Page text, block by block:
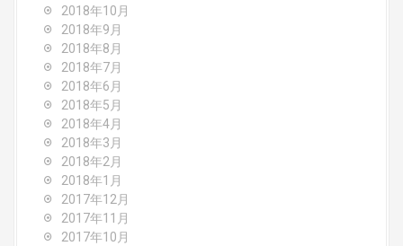
2018年10月
2018年9月
2018年8月
2018年7月
2018年6月
2018年5月
2018年4月
2018年3月
2018年2月
2018年1月
2017年12月
2017年11月
2017年10月